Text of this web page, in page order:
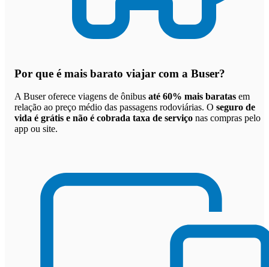
Por que é mais barato viajar com a Buser?
A Buser oferece viagens de ônibus até 60% mais baratas em
relação ao preço médio das passagens rodoviárias. O seguro de
vida é grátis e não é cobrada taxa de serviço nas compras pelo
app ou site.